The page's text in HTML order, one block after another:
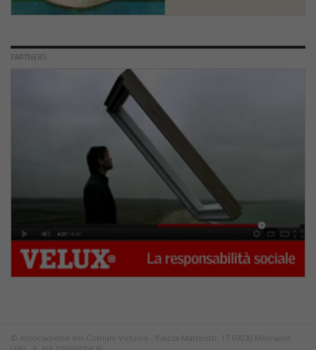
PARTNERS
© Associazione dei Comuni Virtuosi - Piazza Matteotti, 17 60030 Monsano